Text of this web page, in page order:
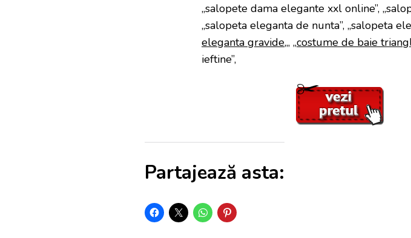
„salopete dama elegante xxl online”,
„salopeta eleganta de nunta”, „salopeta
eleganta gravide„, „costume de baie
ieftine”,
Partajează asta: